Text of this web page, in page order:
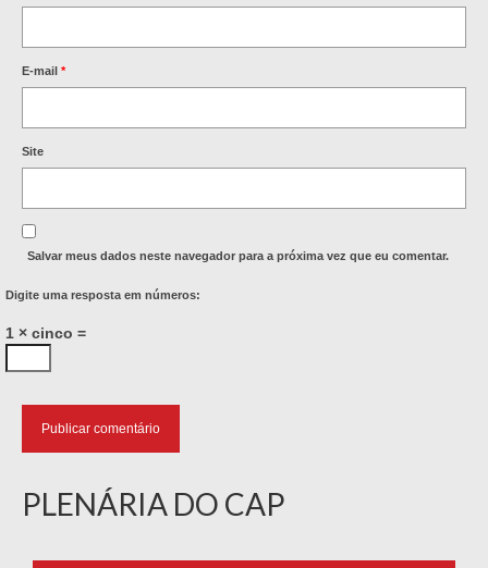
E-mail *
Site
Salvar meus dados neste navegador para a próxima vez que eu comentar.
Digite uma resposta em números:
1 × cinco =
PLENÁRIA DO CAP